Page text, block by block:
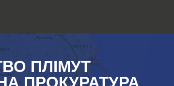
ПЛІМУТ
ПРОКУРАТУРА